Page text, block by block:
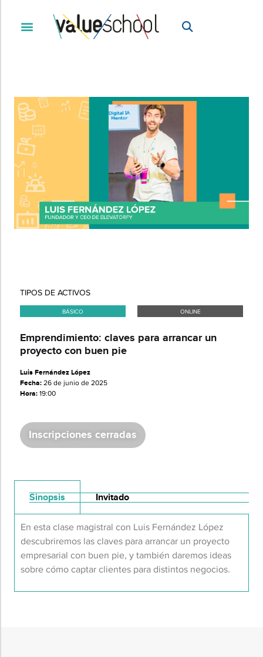
TIPOS DE ACTIVOS
BÁSICO ONLINE
Emprendimiento: claves para arrancar un
proyecto con buen pie
Luis Fernández López
Fecha:26 de junio de 2025
Hora:19:00
Inscripciones cerradas
Sinopsis Invitado
En esta clase magistral con Luis Fernández López
descubriremos las claves para arrancar un proyecto
empresarial con buen pie, y también daremos ideas
sobrecómo captar clientes para distintos negocios.